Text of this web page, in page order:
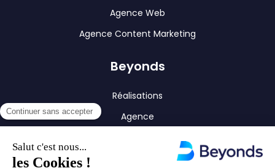
Agence Web
Agence Content Marketing
Beyonds
Réalisations
Agence